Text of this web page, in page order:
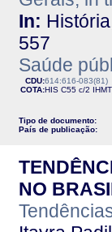
In:
557
Saúde
CDU:614:616-083(81)
COTA:HIS C55 c/2 IHMT
Tipo de documento:
País de publicação:
NO